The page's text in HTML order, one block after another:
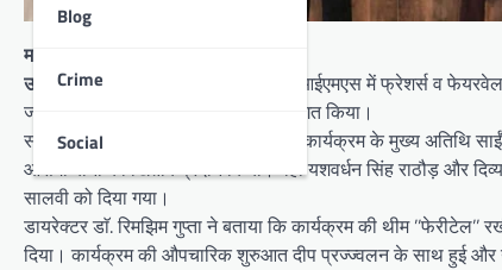
Blog
Crime
Social
मयंक बने मिस्टर व आसमां मिस फ्रेशर
उदयपुर।वीआईएफटी, वीआईएमएस एवं पीआईएमएस में फ्रेशर्स व फेयरवेल
जमकर मस्ती की और नये स्टूडेंट्स का स्वागत किया।
संघ चेयरमेन आशीष अग्रवाल ने बताया कि कार्यक्रम के मुख्य अतिथि
आसमां बानो को खिताब प्रदान किया। वहीं यशवर्धन सिंह राठौड़ और
सालवी को दिया गया।
डायरेक्टर डाॅ. रिमझिम गुप्ता ने बताया कि कार्यक्रम की थीम
दिया। कार्यक्रम की औपचारिक शुरुआत दीप प्रज्ज्वलन के साथ हुई और